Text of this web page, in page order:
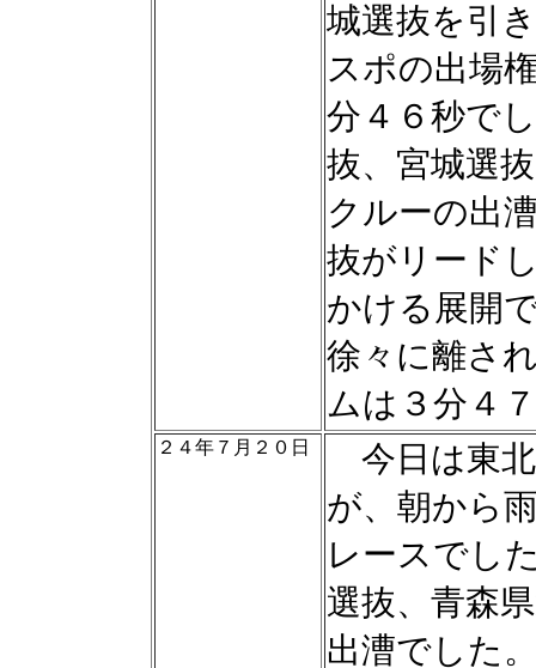
城選抜を引
スポの出場
分４６秒で
抜、宮城選
クルーの出
抜がリード
かける展開
徐々に離さ
ムは３分４
２４年７月２０日
今日は東
が、朝から
レースでし
選抜、青森
出漕でした